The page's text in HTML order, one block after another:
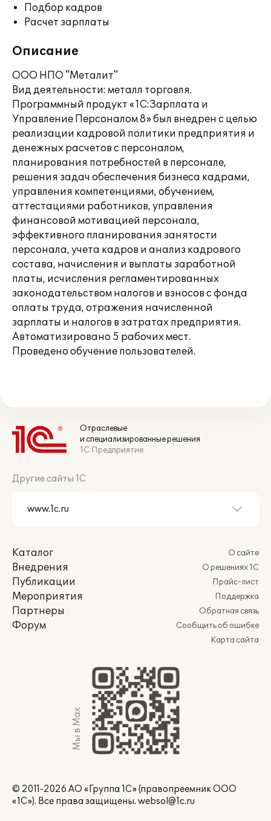
Подбор кадров
Расчет зарплаты
Описание
ООО НПО "Металит"
Вид деятельности: металл торговля.
Программный продукт «1С:Зарплата и
Управление Персоналом 8» был внедрен с целью
реализации кадровой политики предприятия и
денежных расчетов с персоналом,
планирования потребностей в персонале,
решения задач обеспечения бизнеса кадрами,
управления компетенциями, обучением,
аттестациями работников, управления
финансовой мотивацией персонала,
эффективного планирования занятости
персонала, учета кадров и анализ кадрового
состава, начисления и выплаты заработной
платы, исчисления регламентированных
законодательством налогов и взносов с фонда
оплаты труда, отражения начисленной
зарплаты и налогов в затратах предприятия.
Автоматизировано 5 рабочих мест.
Проведено обучение пользователей.
Отраслевые
и специализированные решения
1С:Предприятие
Другие сайты 1С
Каталог
Внедрения
Публикации
Мероприятия
Партнеры
Форум
О сайте
О решениях 1С
Прайс-лист
Поддержка
Обратная связь
Сообщить об ошибке
Карта сайта
Мы в Max
© 2011-2026 АО «Группа 1С» (правопреемник ООО
«1С»). Все права защищены. websol@1c.ru